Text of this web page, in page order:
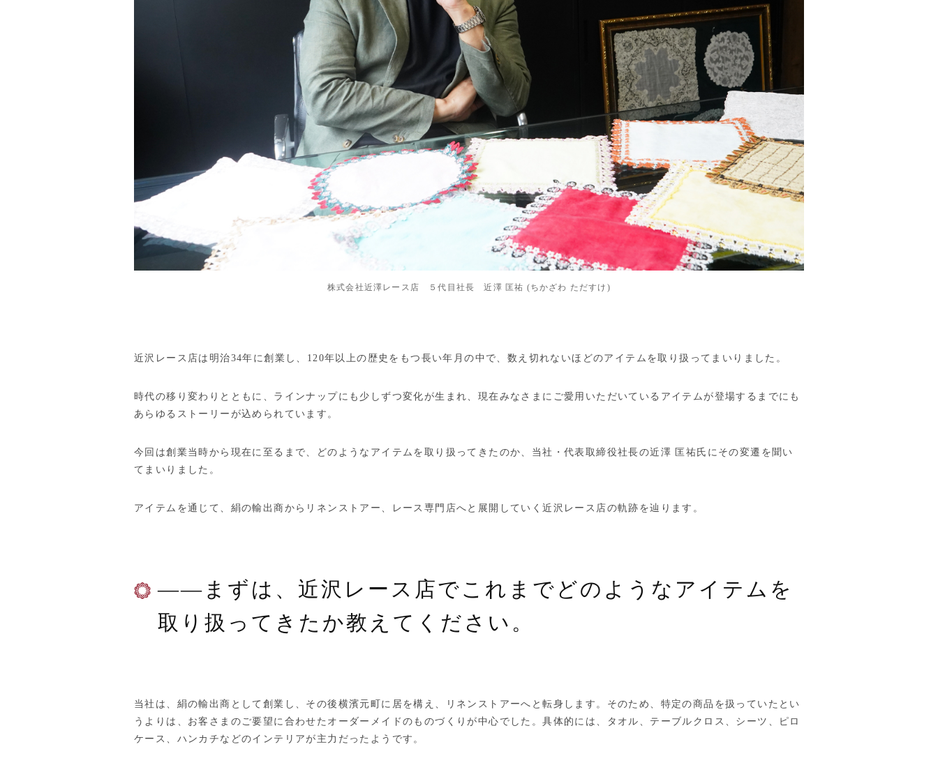
株式会社近澤レース店 ５代目社長 近澤 匡祐 (ちかざわ ただすけ)
近沢レース店は明治34年に創業し、120年以上の歴史をもつ長い年月の中で、数え切れないほどのアイテムを取り扱ってまいりました。
時代の移り変わりとともに、ラインナップにも少しずつ変化が生まれ、現在みなさまにご愛用いただいているアイテムが登場するまでにも
あらゆるストーリーが込められています。
今回は創業当時から現在に至るまで、どのようなアイテムを取り扱ってきたのか、当社・代表取締役社長の近澤 匡祐氏にその変遷を聞い
てまいりました。
アイテムを通じて、絹の輸出商からリネンストアー、レース専門店へと展開していく近沢レース店の軌跡を辿ります。
——まずは、近沢レース店でこれまでどのようなアイテムを
取り扱ってきたか教えてください。
当社は、絹の輸出商として創業し、その後横濱元町に居を構え、リネンストアーへと転身します。そのため、特定の商品を扱っていたとい
うよりは、お客さまのご要望に合わせたオーダーメイドのものづくりが中心でした。具体的には、タオル、テーブルクロス、シーツ、ピロ
ケース、ハンカチなどのインテリアが主力だったようです。